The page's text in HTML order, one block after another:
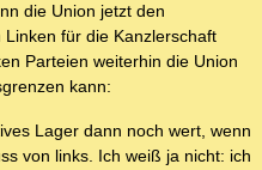
die Union jetzt den
für die Kanzlerschaft
Parteien weiterhin die Union
kann:
Lager dann noch wert, wenn
von links. Ich weiß ja nicht: ich